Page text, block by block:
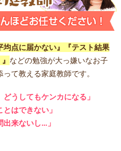
均点に届かない』『テスト結果
などの勉強が大っ嫌いなお子
て教える家庭教師です。
どうしてもケンカになる」
はできない」
出来ないし…」